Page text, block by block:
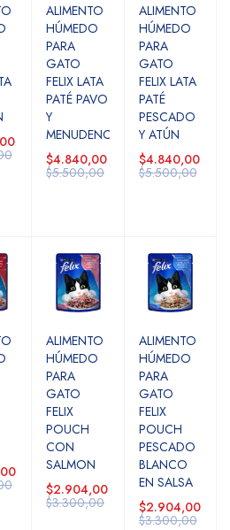
ALIMENTO
HÚMEDO
PARA
GATO
FELIX LATA
PATÉ PAVO
Y
MENUDENCIAS
$4.840,00
$5.500,00
ALIMENTO
HÚMEDO
PARA
GATO
FELIX LATA
PATÉ
PESCADO
Y ATÚN
$4.840,00
$5.500,00
ALIMENTO
HÚMEDO
PARA
GATO
FELIX
POUCH
CON
SALMON
$2.904,00
$3.300,00
ALIMENTO
HÚMEDO
PARA
GATO
FELIX
POUCH
PESCADO
BLANCO
EN SALSA
$2.904,00
$3.300,00